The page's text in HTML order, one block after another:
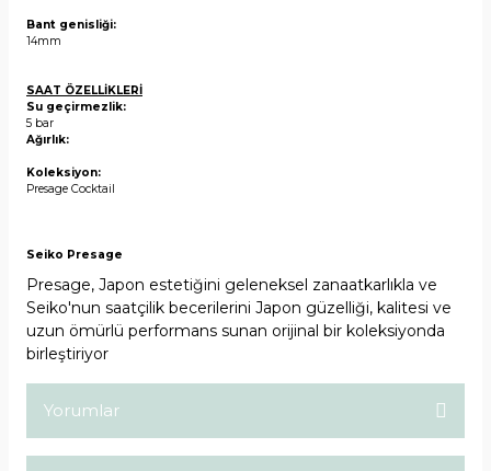
Bant genisliği:
14mm
SAAT ÖZELLİKLERİ
Su geçirmezlik:
5 bar
Ağırlık:
Koleksiyon:
Presage Cocktail
Seiko Presage
Presage, Japon estetiğini geleneksel zanaatkarlıkla ve
Seiko'nun saatçilik becerilerini Japon güzelliği, kalitesi ve
uzun ömürlü performans sunan orijinal bir koleksiyonda
birleştiriyor
Yorumlar